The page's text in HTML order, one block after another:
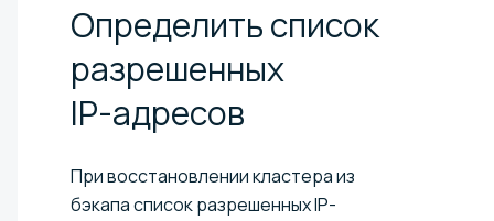
Определить список
разрешенных
IP-адресов
При восстановлении кластера из
бэкапа список разрешенных IP-